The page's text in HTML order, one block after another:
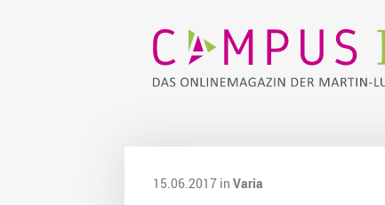
15.06.2017 in Varia